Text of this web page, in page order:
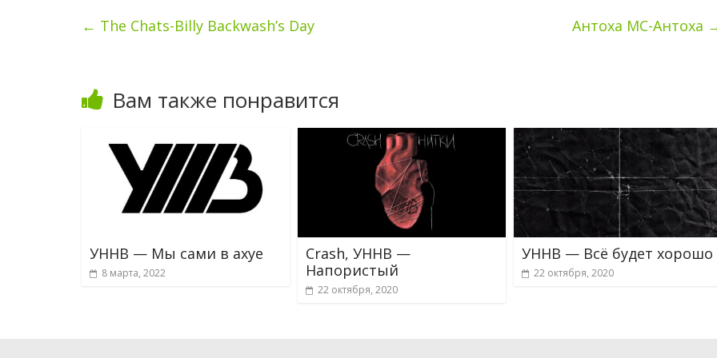
← The Chats-Billy Backwash’s Day Антоха МС-Антоха
Вам также понравится
УННВ — Мы сами в ахуе
8 марта, 2022
Crash, УННВ —
Напористый
22 октября, 2020
УННВ — Всё будет хорошо
22 октября, 2020